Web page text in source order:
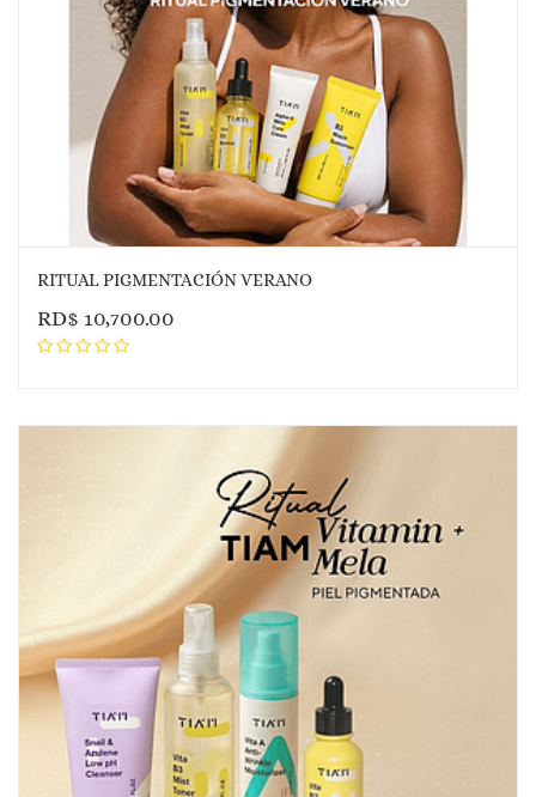
RITUAL PIGMENTACIÓN VERANO
RD$ 10,700.00